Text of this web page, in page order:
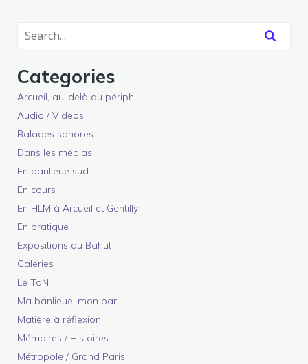
Categories
Arcueil, au-delà du périph'
Audio / Videos
Balades sonores
Dans les médias
En banlieue sud
En cours
En HLM à Arcueil et Gentilly
En pratique
Expositions au Bahut
Galeries
Le TdN
Ma banlieue, mon pari
Matière à réflexion
Mémoires / Histoires
Métropole / Grand Paris